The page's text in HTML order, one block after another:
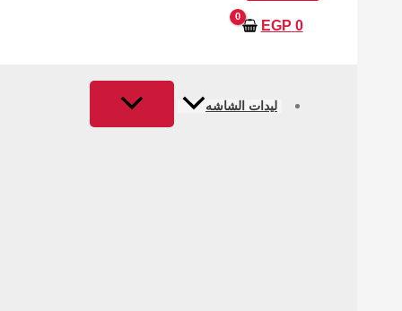
0
EGP
ليدات الشاشه